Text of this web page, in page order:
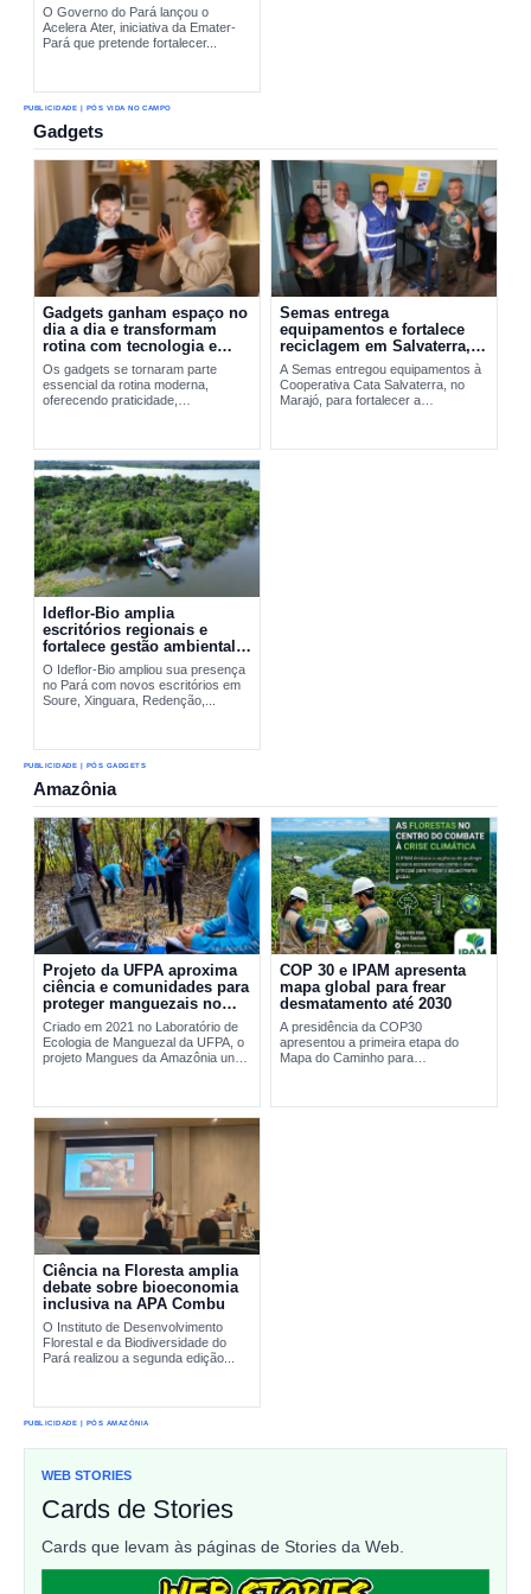
O Governo do Pará lançou o
Acelera Ater, iniciativa da Emater-
Pará que pretende fortalecer...
PUBLICIDADE | PÓS VIDA NO CAMPO
Gadgets
Gadgets ganham espaço no
dia a dia e transformam
rotina com tecnologia e
praticidade
Os gadgets se tornaram parte
essencial da rotina moderna,
oferecendo praticidade,
dispositivos vai do Walkman aos
smartphones...
Semas entrega
equipamentos e fortalece
reciclagem em Salvaterra,
no Marajó
A Semas entregou equipamentos à
Cooperativa Cata Salvaterra, no
Marajó, para fortalecer a
Ideflor-Bio amplia
escritórios regionais e
fortalece gestão ambiental
no Pará
O Ideflor-Bio ampliou sua presença
no Pará com novos escritórios em
Soure, Xinguara, Redenção,...
PUBLICIDADE | PÓS GADGETS
Amazônia
Projeto da UFPA aproxima
ciência e comunidades para
proteger manguezais no
Pará
Criado em 2021 no Laboratório de
Ecologia de Manguezal da UFPA, o
projeto Mangues da Amazônia une
COP 30 e IPAM apresenta
mapa global para frear
desmatamento até 2030
A presidência da COP30
apresentou a primeira etapa do
Mapa do Caminho para
Ciência na Floresta amplia
debate sobre bioeconomia
inclusiva na APA Combu
O Instituto de Desenvolvimento
Florestal e da Biodiversidade do
Pará realizou a segunda edição...
PUBLICIDADE | PÓS AMAZÔNIA
WEB STORIES
Cards de Stories
Cards que levam às páginas de Stories da Web.